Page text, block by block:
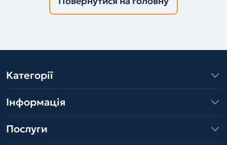
Категорії
Інформація
Послуги